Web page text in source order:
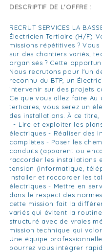
DESCRIPTIF DE L'OFFRE :
RECRUT SERVICES LA
Électricien Tertiaire (H/F)
missions répétitives ?
sur des chantiers variés,
organisés ? Cette
Nous recrutons pour l'un
reconnu du BTP, un
intervenir sur des projets
Ce que vous allez faire Au
tertiaires, vous serez un
des installations. À ce
: - Lire et exploiter les
électriques - Réaliser des
complètes - Poser les
conduits (apparent ou
raccorder les installations
tension (informatique,
Installer et raccorder les
électriques - Mettre en
dans le respect des
cette mission fait la
variés qui évitent la
structuré avec de vraies
mission technique qui
Une équipe
pourrez vous intégrer